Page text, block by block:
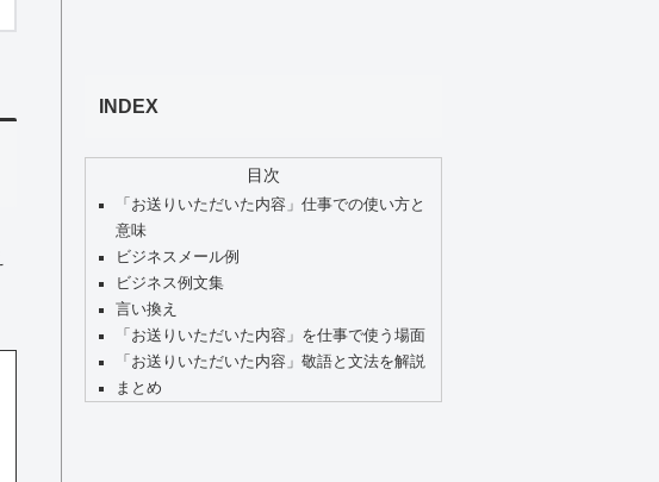
INDEX
目次
「お送りいただいた内容」仕事での使い方と
意味
ビジネスメール例
ビジネス例文集
言い換え
「お送りいただいた内容」を仕事で使う場面
「お送りいただいた内容」敬語と文法を解説
まとめ